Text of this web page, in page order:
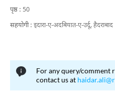
पृष्ठ : 50
सहयोगी : इदारा-ए-अदबियात-ए-उर्दू, हैदराबाद
For any query/comment
contact us at